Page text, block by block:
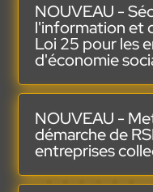
NOUVEAU -
l'information et
Loi 25 pour les
d'économie
NOUVEAU -
démarche de
entreprises